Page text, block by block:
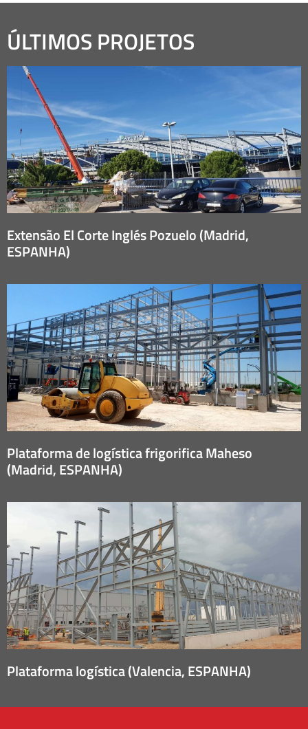
ÚLTIMOS PROJETOS
Extensão El Corte Inglés Pozuelo (Madrid,
ESPANHA)
Plataforma de logística frigorifica Maheso
(Madrid, ESPANHA)
Plataforma logística (Valencia, ESPANHA)